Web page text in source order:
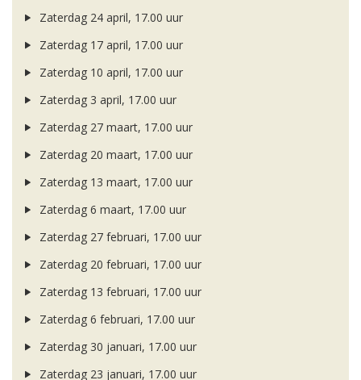
Zaterdag 24 april, 17.00 uur
Zaterdag 17 april, 17.00 uur
Zaterdag 10 april, 17.00 uur
Zaterdag 3 april, 17.00 uur
Zaterdag 27 maart, 17.00 uur
Zaterdag 20 maart, 17.00 uur
Zaterdag 13 maart, 17.00 uur
Zaterdag 6 maart, 17.00 uur
Zaterdag 27 februari, 17.00 uur
Zaterdag 20 februari, 17.00 uur
Zaterdag 13 februari, 17.00 uur
Zaterdag 6 februari, 17.00 uur
Zaterdag 30 januari, 17.00 uur
Zaterdag 23 januari, 17.00 uur